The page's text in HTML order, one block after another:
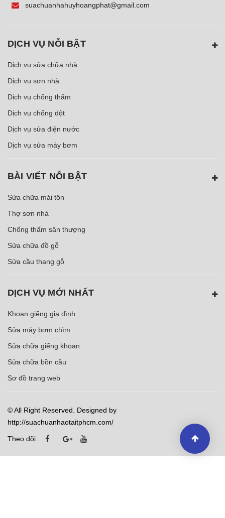
suachuanhahuyhoangphat@gmail.com
DỊCH VỤ NỖI BẬT
Dịch vụ sửa chữa nhà
Dịch vụ sơn nhà
Dịch vụ chống thấm
Dịch vụ chống dột
Dịch vụ sửa điện nước
Dịch vụ sửa máy bơm
BÀI VIẾT NỖI BẬT
Sửa chữa mái tôn
Thợ sơn nhà
Chống thấm sân thượng
Sửa chữa đồ gỗ
Sửa cầu thang gỗ
DỊCH VỤ MỚI NHẤT
Khoan giếng gia đình
Sửa máy bơm chìm
Sửa chữa giếng khoan
Sửa chữa bồn cầu
Sơ đồ trang web
© All Right Reserved. Designed by
http://suachuanhaotaitphcm.com/
Theo dõi: